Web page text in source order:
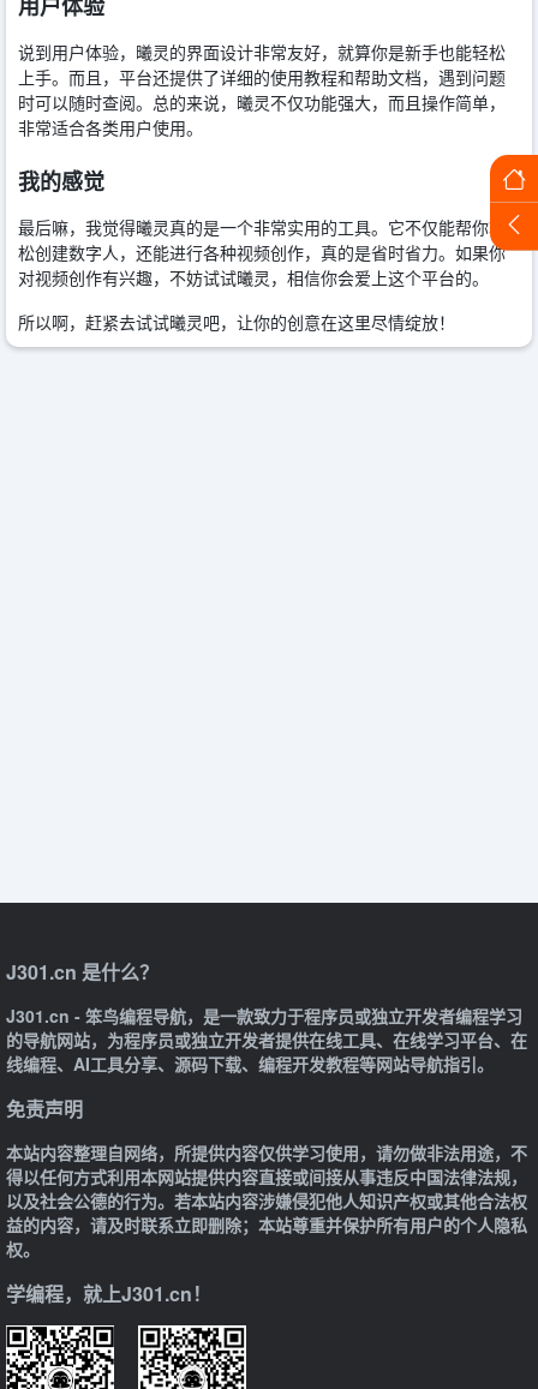
用户体验
说到用户体验，曦灵的界面设计非常友好，就算你是新手也能轻松
上手。而且，平台还提供了详细的使用教程和帮助文档，遇到问题
时可以随时查阅。总的来说，曦灵不仅功能强大，而且操作简单，
非常适合各类用户使用。
我的感觉
最后嘛，我觉得曦灵真的是一个非常实用的工具。它不仅能帮你轻
松创建数字人，还能进行各种视频创作，真的是省时省力。如果你
对视频创作有兴趣，不妨试试曦灵，相信你会爱上这个平台的。
所以啊，赶紧去试试曦灵吧，让你的创意在这里尽情绽放！
J301.cn 是什么？
J301.cn - 笨鸟编程导航，是一款致力于程序员或独立开发者编程学习
的导航网站，为程序员或独立开发者提供在线工具、在线学习平台、在
线编程、AI工具分享、源码下载、编程开发教程等网站导航指引。
免责声明
本站内容整理自网络，所提供内容仅供学习使用，请勿做非法用途，不
得以任何方式利用本网站提供内容直接或间接从事违反中国法律法规，
以及社会公德的行为。若本站内容涉嫌侵犯他人知识产权或其他合法权
益的内容，请及时联系立即删除；本站尊重并保护所有用户的个人隐私
权。
学编程，就上J301.cn！